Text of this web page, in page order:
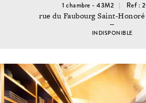
1 chambre - 43M2 Ref :
rue du Faubourg Saint-
INDISPONIBLE